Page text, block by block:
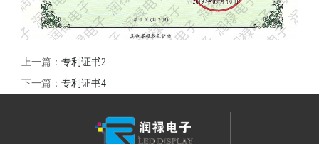
上一篇： 专利证书2
下一篇： 专利证书4